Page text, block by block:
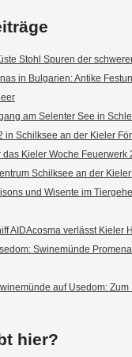
Stohl Spuren der
in Bulgarien: Antike
am Selenter See in
in Schilksee an der Kieler
das Kieler Woche Feuerwerk
Schilksee an der
und Wisente im
AIDAcosma verlässt Kieler
Swinemünde
auf Usedom:
hier?